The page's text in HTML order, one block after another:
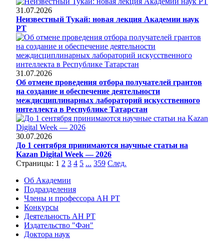
31.07.2026
Неизвестный Тукай: новая лекция Академии наук
РТ
31.07.2026
Об отмене проведения отбора получателей грантов
на создание и обеспечение деятельности
междисциплинарных лабораторий искусственного
интеллекта в Республике Татарстан
30.07.2026
До 1 сентября принимаются научные статьи на
Kazan Digital Week — 2026
Страницы: 1 2 3 4 5 ... 359 След.
Об Академии
Подразделения
Члены и профессора АН РТ
Конкурсы
Деятельность АН РТ
Издательство "Фән"
Доктора наук